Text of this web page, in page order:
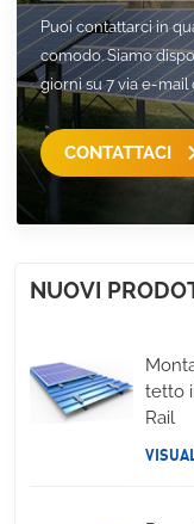
Puoi contattarci in
comodo. Siamo
giorni su 7 via e-mail
CONTATTACI
NUOVI
tetto
Rail